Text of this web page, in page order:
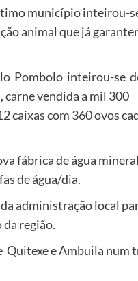
município inteirou-
animal que já
Pombolo inteirou-se
carne vendida a mil 300
caixas com 360 ovos
fábrica de água
de água/dia.
administração local
região.
Quitexe e Ambuila num